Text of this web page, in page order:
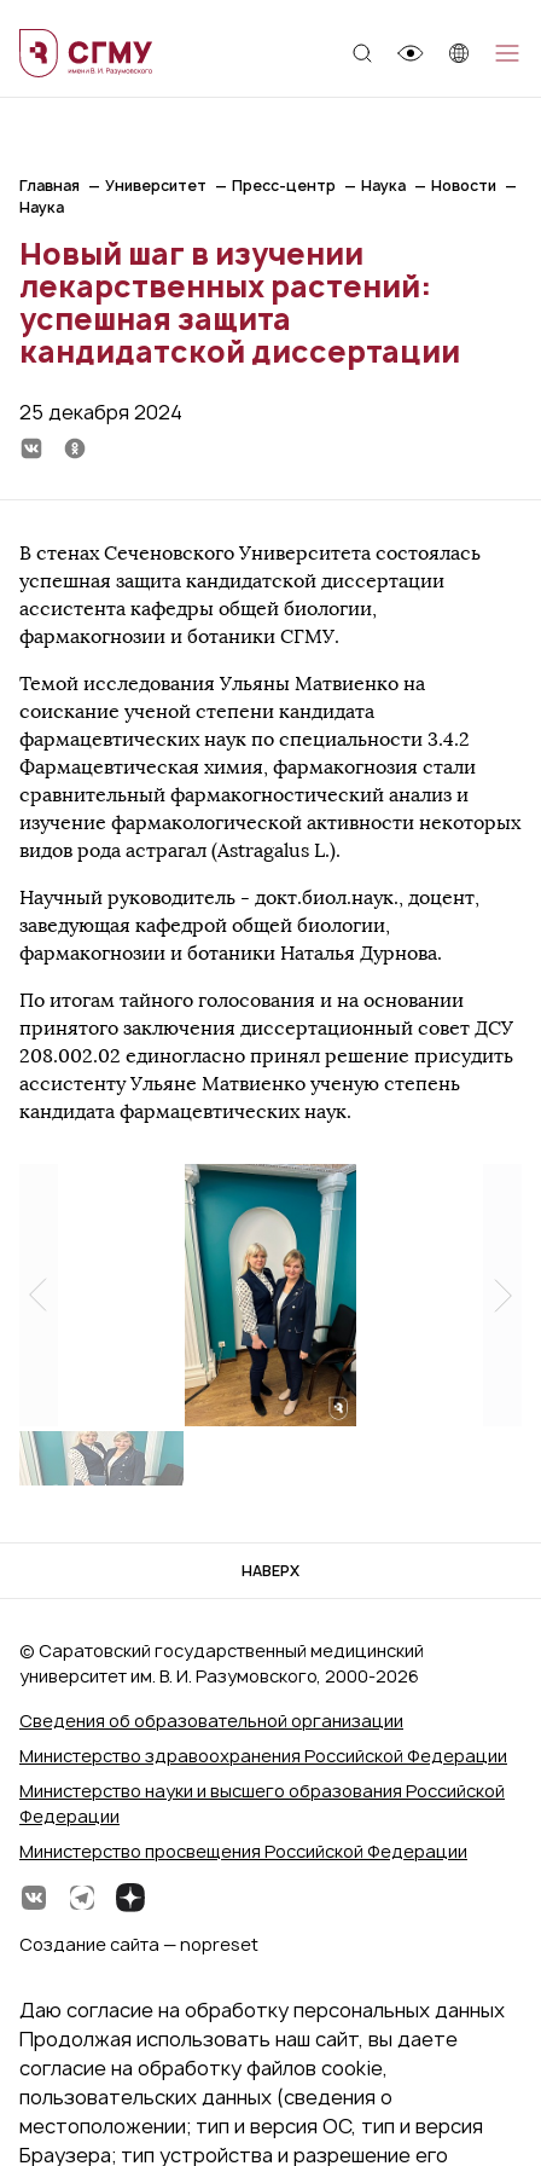
Главная Университет Пресс-центр Наука
Новости
Наука
Новый шаг в изучении
лекарственных растений:
успешная защита
кандидатской диссертации
25 декабря 2024
В стенах Сеченовского Университета состоялась
успешная защита кандидатской диссертации
ассистента кафедры общей биологии,
фармакогнозии и ботаники СГМУ.
Темой исследования Ульяны Матвиенко на
соискание ученой степени кандидата
фармацевтических наук по специальности 3.4.2
Фармацевтическая химия, фармакогнозия стали
сравнительный фармакогностический анализ и
изучение фармакологической активности некоторых
видов рода астрагал (Astragalus L.).
Научный руководитель - докт.биол.наук., доцент,
заведующая кафедрой общей биологии,
фармакогнозии и ботаники Наталья Дурнова.
По итогам тайного голосования и на основании
принятого заключения диссертационный совет ДСУ
208.002.02 единогласно принял решение присудить
ассистенту Ульяне Матвиенко ученую степень
кандидата фармацевтических наук.
НАВЕРХ
Сведения об образовательной организации
Министерство здравоохранения Российской Федерации
Министерство науки и высшего образования Российской
Федерации
Министерство просвещения Российской Федерации
© Саратовский государственный медицинский
университет им. В. И. Разумовского, 2000‑2026
Создание сайта — nopreset
Даю согласие на обработку персональных данных
Продолжая использовать наш сайт, вы даете
согласие на обработку файлов cookie,
пользовательских данных (сведения о
местоположении; тип и версия ОС, тип и версия
Браузера; тип устройства и разрешение его